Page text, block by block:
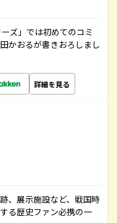
ズ」では初めてのコミ
かおるが書きおろしまし
詳細を見る
、展示施設など、戦国時
る歴史ファン必携の一